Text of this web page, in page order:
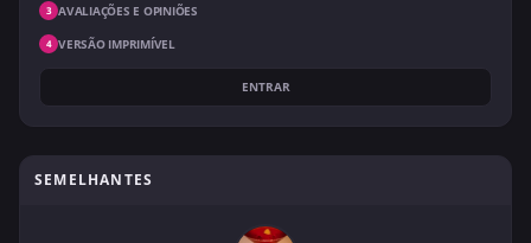
3 AVALIAÇÕES E OPINIÕES
4 VERSÃO IMPRIMÍVEL
ENTRAR
SEMELHANTES